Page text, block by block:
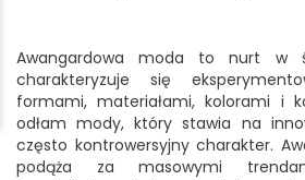
Awangardowa moda to nurt w
charakteryzuje się
formami, materiałami, kolorami i
odłam mody, który stawia na
często kontrowersyjny charakter.
podąża za masowymi